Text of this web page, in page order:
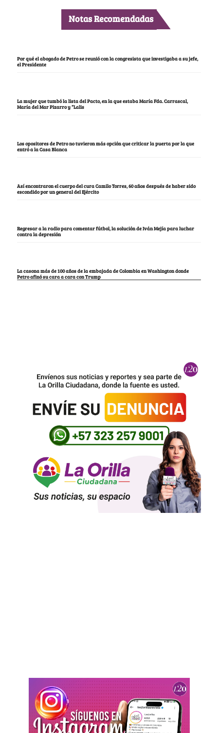
Notas Recomendadas
Por qué el abogado de Petro se reunió con la congresista que investigaba a su jefe,
el Presidente
La mujer que tumbó la lista del Pacto, en la que estaba María Fda. Carrascal,
María del Mar Pizarro y “Lalis
Los opositores de Petro no tuvieron más opción que criticar la puerta por la que
entró a la Casa Blanca
Así encontraron el cuerpo del cura Camilo Torres, 60 años después de haber sido
escondido por un general del Ejército
Regresar a la radio para comentar fútbol, la solución de Iván Mejía para luchar
contra la depresión
La casona más de 100 años de la embajada de Colombia en Washington donde
Petro afinó su cara a cara con Trump